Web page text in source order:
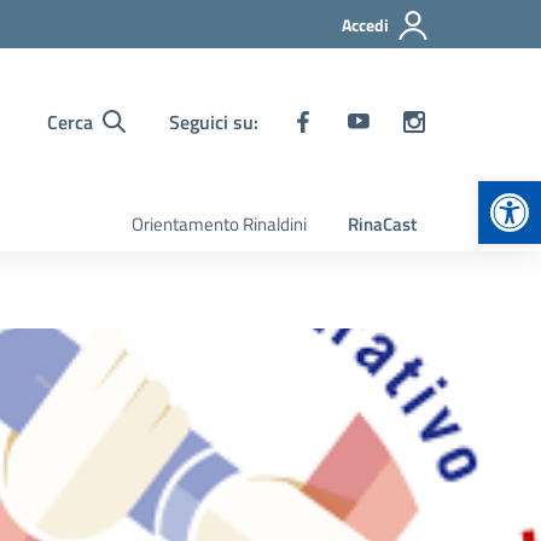
Accedi
Cerca Seguici su:
Orientamento Rinaldini RinaCast